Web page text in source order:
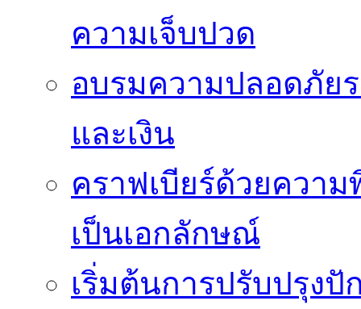
ความเจ็บปวด
อบรมความปลอดภัย
และเงิน
คราฟเบียร์ด้วยควา
เป็นเอกลักษณ์
เริ่มต้นการปรับปรุง